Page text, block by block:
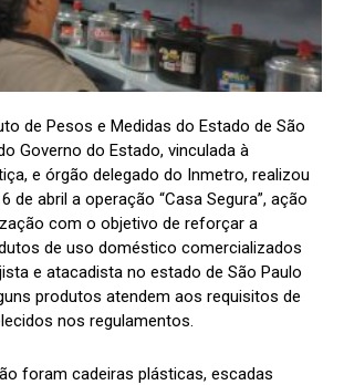
de Pesos e Medidas do Estado de São
Governo do Estado, vinculada à
e órgão delegado do Inmetro, realizou
de abril a operação “Casa Segura”, ação
com o objetivo de reforçar a
de uso doméstico comercializados
e atacadista no estado de São Paulo
produtos atendem aos requisitos de
nos regulamentos.
foram cadeiras plásticas, escadas